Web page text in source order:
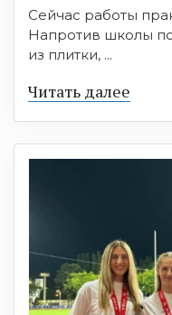
Сейчас работы
Напротив школы
из плитки, ...
Читать далее